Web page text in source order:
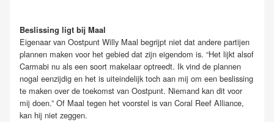
Beslissing ligt bij Maal
Eigenaar van Oostpunt Willy Maal begrijpt niet dat andere partijen
plannen maken voor het gebied dat zijn eigendom is. “Het lijkt alsof
Carmabi nu als een soort makelaar optreedt. Ik vind de plannen
nogal eenzijdig en het is uiteindelijk toch aan mij om een beslissing
te maken over de toekomst van Oostpunt. Niemand kan dit voor
mij doen.” Of Maal tegen het voorstel is van Coral Reef Alliance,
kan hij niet zeggen.